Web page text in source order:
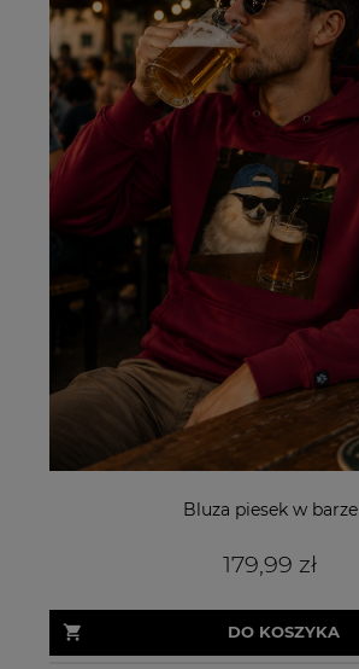
Bluza piesek w barze
179,99 zł
DO KOSZYKA